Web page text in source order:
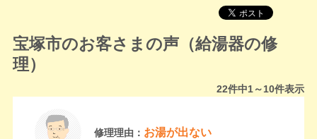
宝塚市のお客さまの声（給湯器の修
理）
22件中1～10件表示
修理理由： お湯が出ない